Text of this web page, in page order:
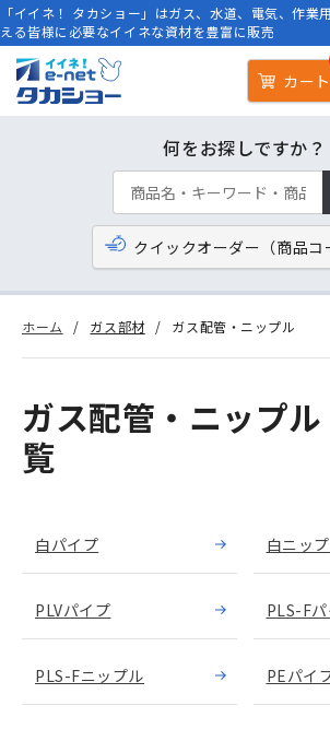
「イイネ！ タカショー」はガス、水道、電気、作業
える皆様に必要なイイネな資材を豊富に販売
カート
何をお探しですか？
クイックオーダー（商品コ
ホーム ガス部材 ガス配管・ニップル
ガス配管・ニップ
覧
白パイプ 白ニッ
PLVパイプ PLS-F
PLS-Fニップル PEパイ